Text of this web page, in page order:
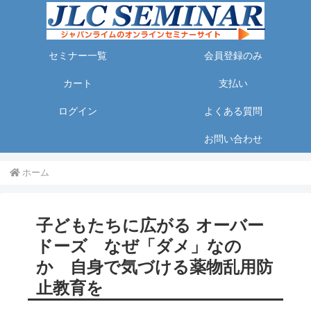
セミナー一覧 会員登録のみ
カート 支払い
ログイン よくある質問
お問い合わせ
ホーム
子どもたちに広がる オーバー
ドーズ なぜ「ダメ」なの
か 自身で気づける薬物乱用防
止教育を